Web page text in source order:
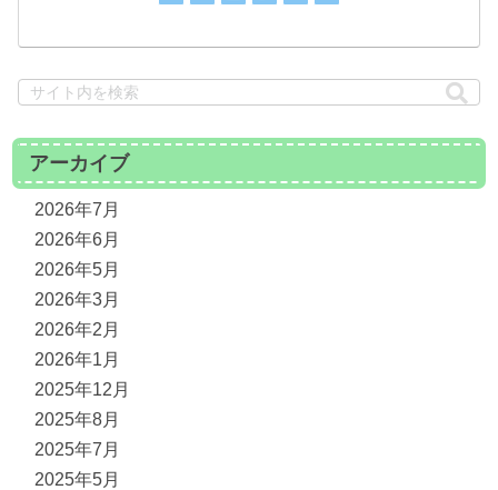
アーカイブ
2026年7月
2026年6月
2026年5月
2026年3月
2026年2月
2026年1月
2025年12月
2025年8月
2025年7月
2025年5月